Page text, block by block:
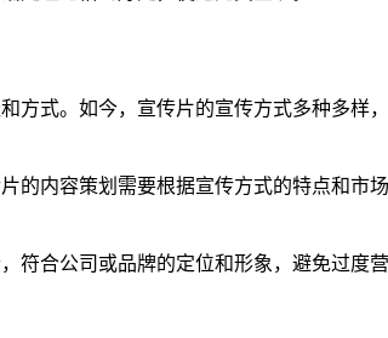
方式。如今，宣传片的宣传方式多种多样
的内容策划需要根据宣传方式的特点和市
符合公司或品牌的定位和形象，避免过度